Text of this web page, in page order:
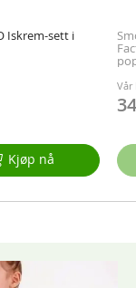
Iskrem-sett i
Kjøp nå
Vår